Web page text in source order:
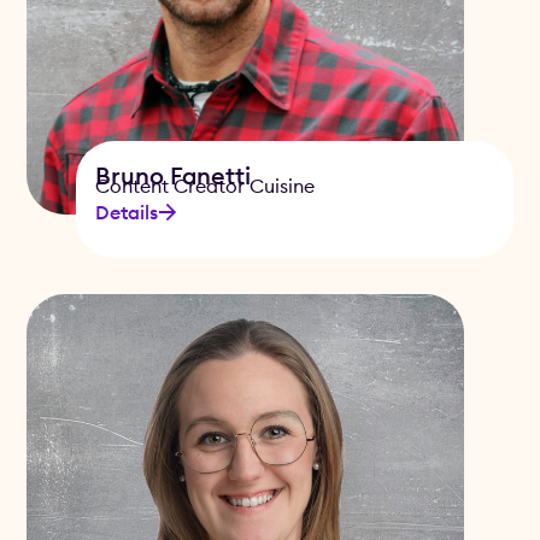
Bruno Fanetti
Content Creator Cuisine
Details